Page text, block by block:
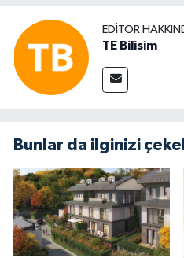
EDITÖR
TE Bilisim
Bunlar da ilginizi